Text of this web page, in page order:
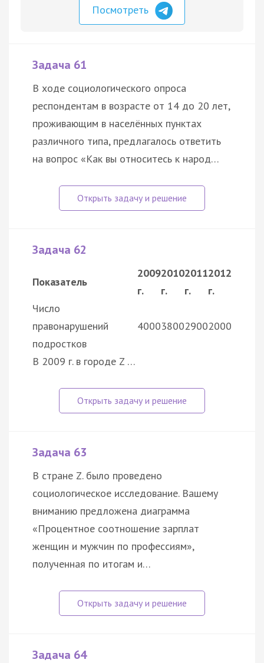
Посмотреть
Задача 61
В ходе социологического опроса
респондентам в возрасте от 14 до 20 лет,
проживающим в населённых пунктах
различного типа, предлагалось ответить
на вопрос «Как вы относитесь к народ…
Задача 62
Показатель
2009
г.
2010
г.
2011
г.
2012
г.
Число
правонарушений
подростков
4000380029002000
В 2009 г. в городе Z …
Задача 63
В стране Z. было проведено
социологическое исследование. Вашему
вниманию предложена диаграмма
«Процентное соотношение зарплат
женщин и мужчин по профессиям»,
полученная по итогам и…
Задача 64